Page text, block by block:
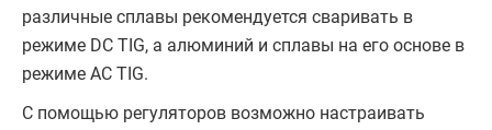
различные сплавы рекомендуется сваривать в
режиме DC TIG, а алюминий и сплавы на его основе в
режиме AC TIG.
С помощью регуляторов возможно настраивать